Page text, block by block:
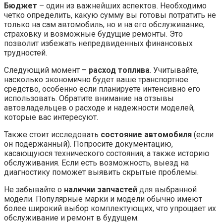
Бюджет – один из важнейших аспектов. Необходимо
четко определить, какую сумму вы готовы потратить не
только на сам автомобиль, но и на его обслуживание,
страховку и возможные будущие ремонты. Это
позволит избежать непредвиденных финансовых
трудностей.
Следующий момент – расход топлива. Учитывайте,
насколько экономично будет ваше транспортное
средство, особенно если планируете интенсивно его
использовать. Обратите внимание на отзывы
автовладельцев о расходе и надежности моделей,
которые вас интересуют.
Также стоит исследовать состояние автомобиля (если
он подержанный). Попросите документацию,
касающуюся технического состояния, а также историю
обслуживания. Если есть возможность, выезд на
диагностику поможет выявить скрытые проблемы.
Не забывайте о наличии запчастей для выбранной
модели. Популярные марки и модели обычно имеют
более широкий выбор комплектующих, что упрощает их
обслуживание и ремонт в будущем.